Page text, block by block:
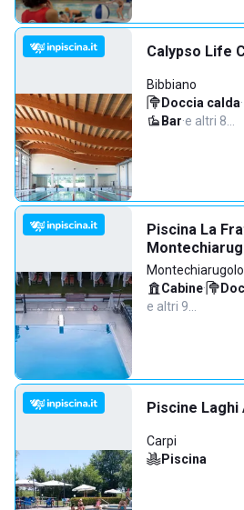
Calypso Life
Bibbiano
Doccia calda·
Bar·e altri 8…
Piscina La
Montechiarugolo
Cabine·
e altri 9…
Piscine Laghi
Carpi
Piscina